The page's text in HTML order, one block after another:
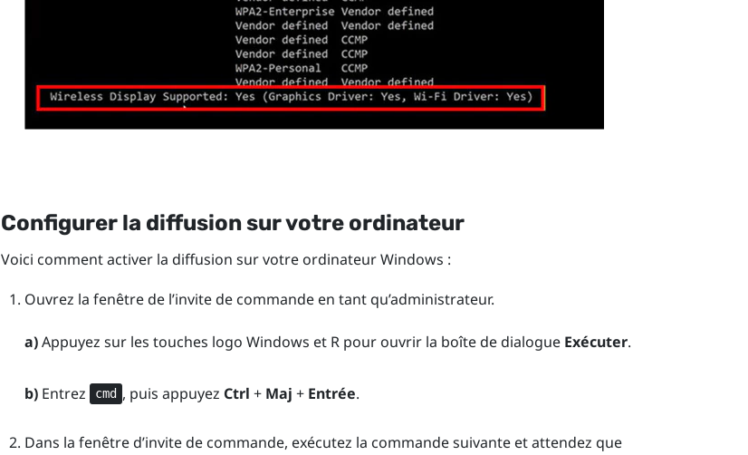
Configurer la diffusion sur votre ordinateur
Voici comment activer la diffusion sur votre ordinateurWindows :
Ouvrez la fenêtre de l’invite de commande en tant qu’administrateur.
a)Appuyez sur les touches logo Windows et Rpour ouvrir la boîte de dialogue Exécuter.
b)Entrez cmd , puis appuyez Ctrl + Maj + Entrée.
Dans la fenêtre d’invite de commande, exécutez la commande suivante et attendez que